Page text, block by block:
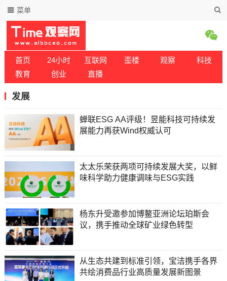
菜单
首页 24小时 互联网 歪楼 观察
科技
教育
创业 直播
发展
蝉联ESG AA评级！昱能科技可持续发
展能力再获Wind权威认可
太太乐荣获两项可持续发展大奖，以鲜
味科学助力健康调味与ESG实践
杨东升受邀参加博鳌亚洲论坛珀斯会
议，携手推动全球矿业绿色转型
从生态共建到标准引领，宝洁携手各界
共绘消费品行业高质量发展新图景